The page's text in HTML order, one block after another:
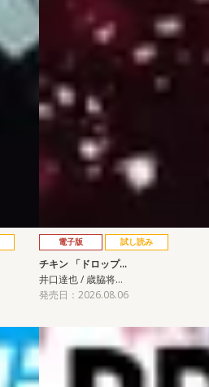
電子版 試し読み
チキン 「ドロップ…
井口達也 / 歳脇将…
発売日：2026.08.06